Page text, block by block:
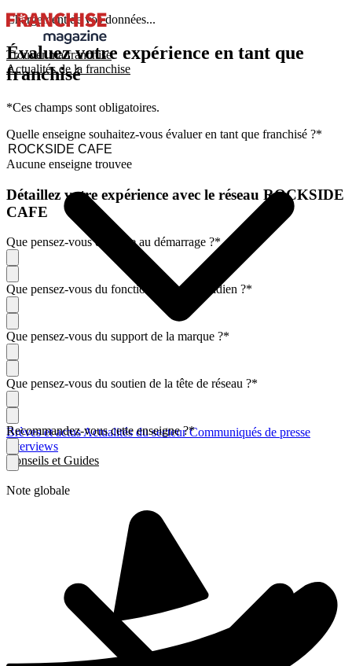
Trouver ma franchise
Actualités de la franchise
Brèves et actusActualités du secteurCommuniqués de presse
Interviews
Conseils et Guides
Chargement de vos données...
Évaluez votre expérience en tant que
franchisé
*Ces champs sont obligatoires.
Quelle enseigne souhaitez-vous évaluer en tant que franchisé ?*
Aucune enseigne trouvee
Détaillez votre expérience avec le réseau ROCKSIDE
CAFE
Que pensez-vous de l'aide au démarrage ?*
Que pensez-vous du fonctionnement quotidien ?*
Que pensez-vous du support de la marque ?*
Que pensez-vous du soutien de la tête de réseau ?*
Recommandez-vous cette enseigne ?*
Note globale